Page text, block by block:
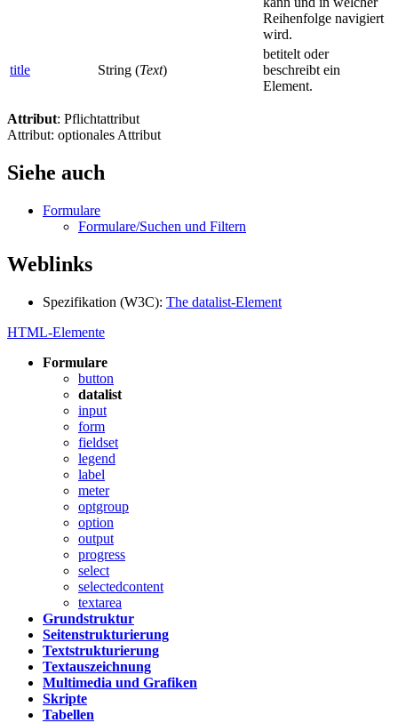
Reihenfolge navigiert
wird.
title String (Text)
betitelt oder
beschreibt ein
Element.
Attribut: Pflichtattribut
Attribut: optionales Attribut
Siehe auch
Formulare
Formulare/Suchen und Filtern
Weblinks
Spezifikation (W3C): The datalist-Element
HTML-Elemente
Formulare
button
datalist
input
form
fieldset
legend
label
meter
optgroup
option
output
progress
select
selectedcontent
textarea
Grundstruktur
Seitenstrukturierung
Textstrukturierung
Textauszeichnung
Multimedia und Grafiken
Skripte
Tabellen